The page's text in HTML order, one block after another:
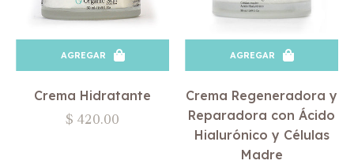
AGREGAR
Crema Hidratante
Precio
$ 420.00
AGREGAR
Crema Regeneradora y
Reparadora con Ácido
Hialurónico y Células
Madre